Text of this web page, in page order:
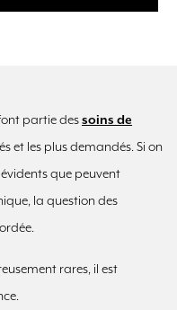
partie dessoins de
et les plus demandés. Si on
que peuvent
la question des
rares, il est